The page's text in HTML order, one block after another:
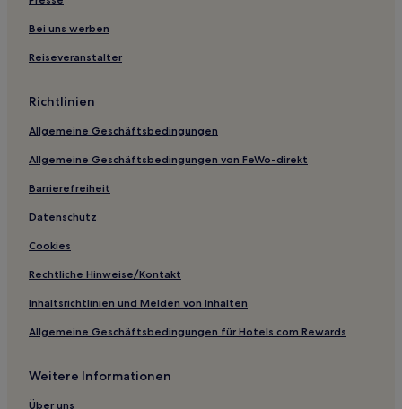
Gasthäuser in Cádiz
Cádiz Hotels
Haustierfreundliche in Mijas
Ferienwohnungen in Mijas
Aparthotels in Mijas
Mijas Hotels
Haustierfreundliche in Málaga
Ferienwohnungen in Málaga
Pensionen in Málaga
Gasthäuser in Málaga
Familien in Málaga
Aparthotels in Sevilla
Bei uns werben
Reiseveranstalter
Richtlinien
Allgemeine Geschäftsbedingungen
Allgemeine Geschäftsbedingungen von FeWo-direkt
Barrierefreiheit
Datenschutz
Cookies
Rechtliche Hinweise/Kontakt
Inhaltsrichtlinien und Melden von Inhalten
Allgemeine Geschäftsbedingungen für Hotels.com Rewards
Weitere Informationen
Über uns